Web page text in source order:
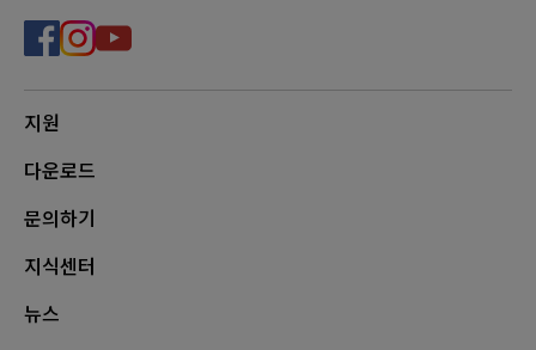
지원
다운로드
문의하기
지식센터
뉴스